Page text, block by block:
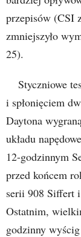
przepisów (CSI
zmniejszyło
25).
Styczniowe
i spłonięciem
Daytona
układu
12-godzinnym
przed końcem
serii 908 Siffert
Ostatnim,
godzinny